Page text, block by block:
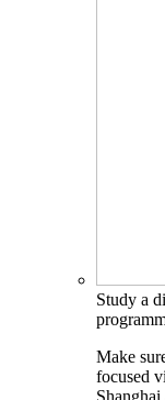
Study a
Make
focused
Shanghai